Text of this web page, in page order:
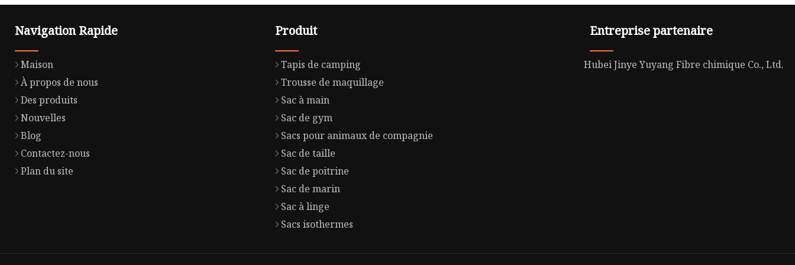
Navigation Rapide
Maison
À propos de nous
Des produits
Nouvelles
Blog
Contactez-nous
Plan du site
Produit
Tapis de camping
Trousse de maquillage
Sac à main
Sac de gym
Sacs pour animaux de compagnie
Sac de taille
Sac de poitrine
Sac de marin
Sac à linge
Sacs isothermes
Entreprise partenaire
Hubei Jinye Yuyang Fibre chimique Co., Ltd.